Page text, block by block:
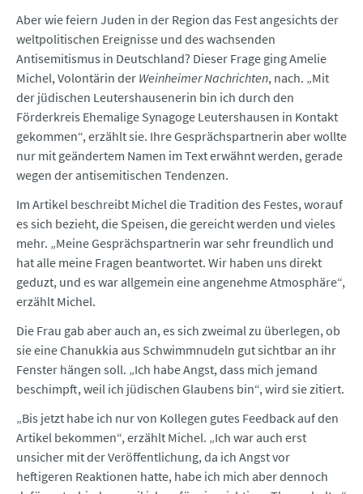
Aber wie feiern Juden in der Region das Fest angesichts der
weltpolitischen Ereignisse und des wachsenden
Antisemitismus in Deutschland? Dieser Frage ging Amelie
Michel, Volontärin der Weinheimer Nachrichten, nach. „Mit
der jüdischen Leutershausenerin bin ich durch den
Förderkreis Ehemalige Synagoge Leutershausen in Kontakt
gekommen“, erzählt sie. Ihre Gesprächspartnerin aber wollte
nur mit geändertem Namen im Text erwähnt werden, gerade
wegen der antisemitischen Tendenzen.
Im Artikel beschreibt Michel die Tradition des Festes, worauf
es sich bezieht, die Speisen, die gereicht werden und vieles
mehr. „Meine Gesprächspartnerin war sehr freundlich und
hat alle meine Fragen beantwortet. Wir haben uns direkt
geduzt, und es war allgemein eine angenehme Atmosphäre“,
erzählt Michel.
Die Frau gab aber auch an, es sich zweimal zu überlegen, ob
sie eine Chanukkia aus Schwimmnudeln gut sichtbar an ihr
Fenster hängen soll. „Ich habe Angst, dass mich jemand
beschimpft, weil ich jüdischen Glaubens bin“, wird sie zitiert.
„Bis jetzt habe ich nur von Kollegen gutes Feedback auf den
Artikel bekommen“, erzählt Michel. „Ich war auch erst
unsicher mit der Veröffentlichung, da ich Angst vor
heftigeren Reaktionen hatte, habe ich mich aber dennoch